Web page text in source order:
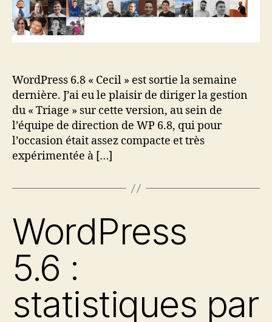
WordPress 6.8 « Cecil » est sortie la semaine
dernière. J’ai eu le plaisir de diriger la gestion
du « Triage » sur cette version, au sein de
l’équipe de direction de WP 6.8, qui pour
l’occasion était assez compacte et très
expérimentée à […]
WordPress
5.6 :
statistiques par